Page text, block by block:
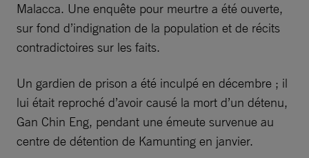
Malacca. Une enquête pour meurtre a été ouverte,
sur fond d’indignation de la population et de récits
contradictoires sur les faits.
Un gardien de prison a été inculpé en décembre ; il
lui était reproché d’avoir causé la mort d’un détenu,
Gan Chin Eng, pendant une émeute survenue au
centre de détention de Kamunting en janvier.